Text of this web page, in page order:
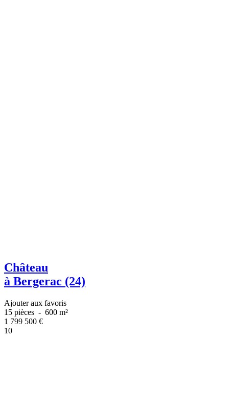
Château
à Bergerac (24)
Ajouter aux favoris
15 pièces - 600 m²
1 799 500 €
10